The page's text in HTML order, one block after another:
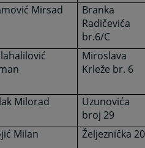
Mirsad
Branka
Radičevića
br.6/C
Miroslava
Krleže br. 6
Milorad
Uzunovića
broj 29
Milan Željeznička 20